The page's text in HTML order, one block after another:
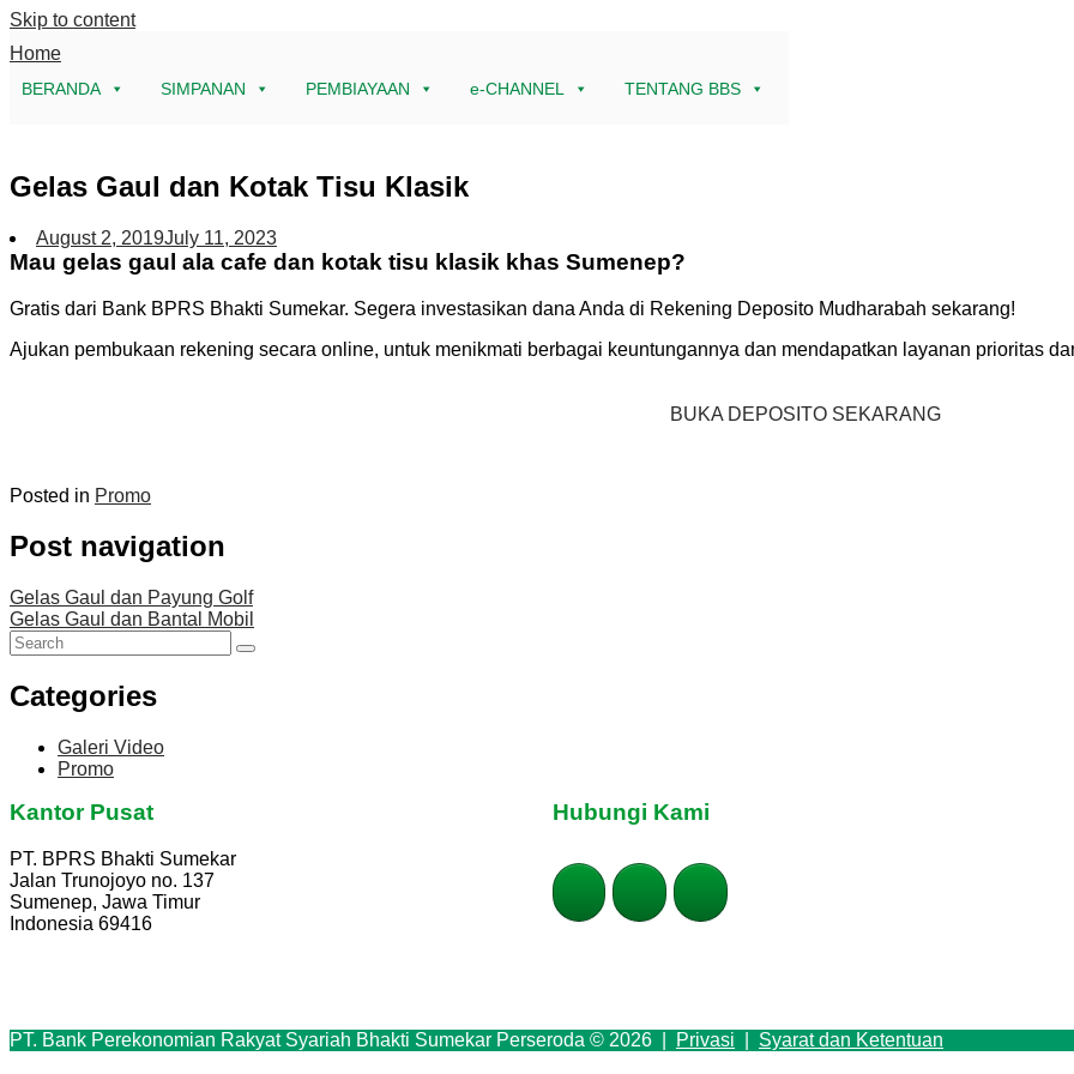
Skip to content
Home
BERANDA SIMPANAN PEMBIAYAAN e-CHANNEL TENTANG BBS
Gelas Gaul dan Kotak Tisu Klasik
August 2, 2019July 11, 2023
Mau gelas gaul ala cafe dan kotak tisu klasik khas Sumenep?
Gratis dari Bank BPRS Bhakti Sumekar. Segera investasikan dana Anda di Rekening Deposito Mudharabah sekarang!
Ajukan pembukaan rekening secara online, untuk menikmati berbagai keuntungannya dan mendapatkan layanan prioritas
BUKA DEPOSITO SEKARANG
Posted in Promo
Post navigation
Gelas Gaul dan Payung Golf
Gelas Gaul dan Bantal Mobil
Categories
Galeri Video
Promo
Kantor Pusat
PT. BPRS Bhakti Sumekar
Jalan Trunojoyo no. 137
Sumenep, Jawa Timur
Indonesia 69416
Hubungi Kami
PT. Bank Perekonomian Rakyat Syariah Bhakti Sumekar Perseroda © 2026
Privasi Syarat dan Ketentuan